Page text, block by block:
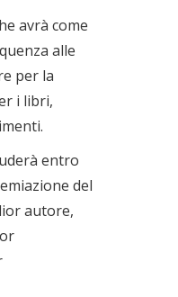
avrà come
alle
per la
i libri,
entro
del
autore,